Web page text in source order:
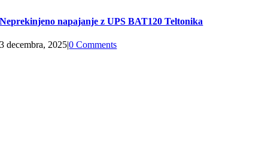
Neprekinjeno napajanje z UPS BAT120 Teltonika
3 decembra, 2025|0 Comments